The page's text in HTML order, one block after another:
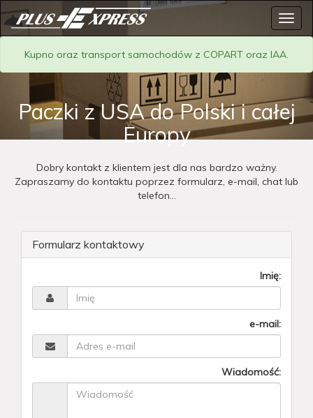
Kupno oraz transport samochodów z COPART oraz IAA.
Paczki z USA do Polski i całej
Europy
Dobry kontakt z klientem jest dla nas bardzo ważny.
Zapraszamy do kontaktu poprzez formularz, e-mail, chat lub
telefon...
Formularz kontaktowy
Imię:
e-mail:
Wiadomość: